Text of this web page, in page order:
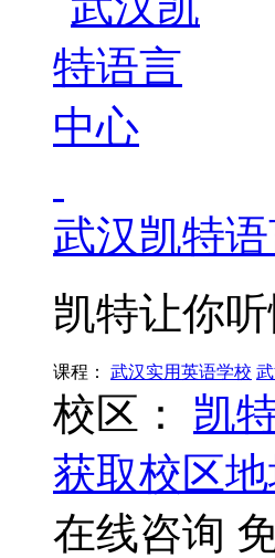
武汉凯特
凯特让你
课程： 武汉实用英语学校
校区：
凯
获取校区
在线咨询